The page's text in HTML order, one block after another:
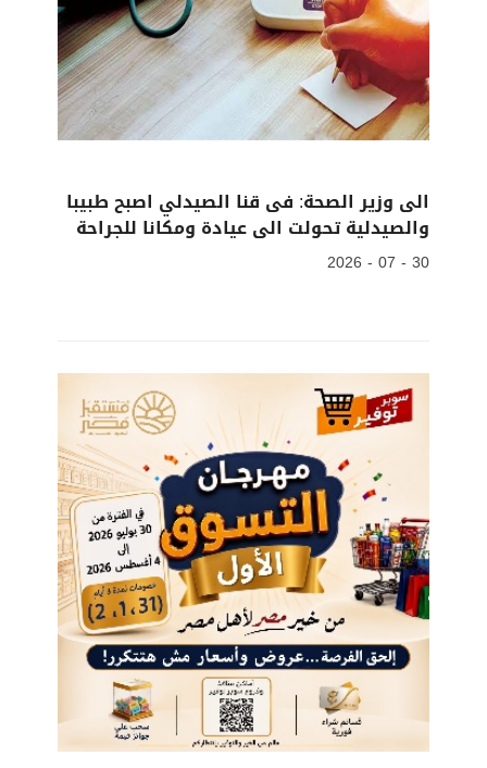
الى وزير الصحة: فى قنا الصيدلي اصبح طبيبا
والصيدلية تحولت الى عيادة ومكانا للجراحة
30 - 07 - 2026